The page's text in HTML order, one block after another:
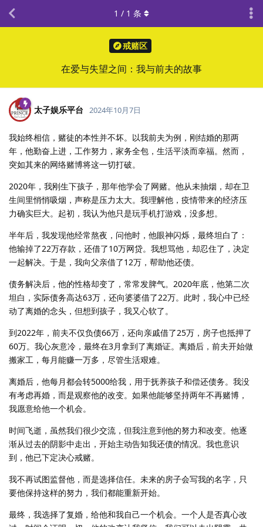
戒赌区
在爱与失望之间：我与前夫的故事
1 / 1 条
太子娱乐平台 2024年10月7日
我始终相信，赌徒的本性并不坏。以我前夫为例，刚结婚的那两
年，他勤奋上进，工作努力，家务全包，生活平淡而幸福。然而，
突如其来的网络赌博将这一切打破。
2020年，我刚生下孩子，那年他学会了网赌。他从未抽烟，却在卫
生间里悄悄吸烟，声称是压力太大。我理解他，疫情带来的经济压
力确实巨大。起初，我认为他只是玩手机打游戏，没多想。
半年后，我发现他经常熬夜，问他时，他眼神闪烁，最终坦白了：
他输掉了22万存款，还借了10万网贷。我想骂他，却忍住了，决定
一起解决。于是，我向父亲借了12万，帮助他还债。
债务解决后，他的性格却变了，常常发脾气。2020年底，他第二次
坦白，实际债务高达63万，还向婆婆借了22万。此时，我心中已经
动了离婚的念头，但想到孩子，我又心软了。
到2022年，前夫不仅负债66万，还向亲戚借了25万，房子也抵押了
60万。我心灰意冷，最终在3月拿到了离婚证。离婚后，前夫开始做
搬家工，每月能赚一万多，尽管生活艰难。
离婚后，他每月都会转5000给我，用于抚养孩子和偿还债务。我没
有考虑再婚，而是观察他的改变。如果他能够坚持两年不再赌博，
我愿意给他一个机会。
时间飞逝，虽然我们很少交流，但我注意到他的努力和改变。他逐
渐从过去的阴影中走出，开始主动告知我还债的情况。我也意识
到，他已下定决心戒赌。
我不再试图监督他，而是选择信任。未来的房子会写我的名字，只
要他保持这样的努力，我们都能重新开始。
最终，我选择了复婚，给他和我自己一个机会。一个人是否真心改